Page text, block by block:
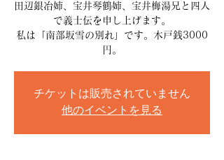
田辺銀冶姉、宝井琴鶴姉、宝井梅湯兄と四人
で義士伝を申し上げます。
私は「南部坂雪の別れ」です。木戸銭3000
円。
チケットは販売されていません
他のイベントを見る